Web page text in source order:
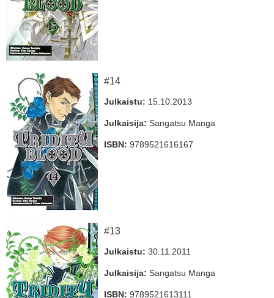
#14
Julkaistu: 15.10.2013
Julkaisija: Sangatsu Manga
ISBN: 9789521616167
#13
Julkaistu: 30.11.2011
Julkaisija: Sangatsu Manga
ISBN: 9789521613111